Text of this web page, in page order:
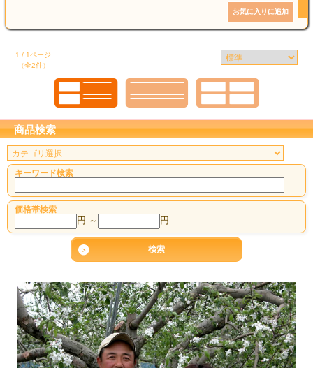
1 / 1ページ
（全2件）
商品検索
キーワード検索
価格帯検索
円 ～ 円